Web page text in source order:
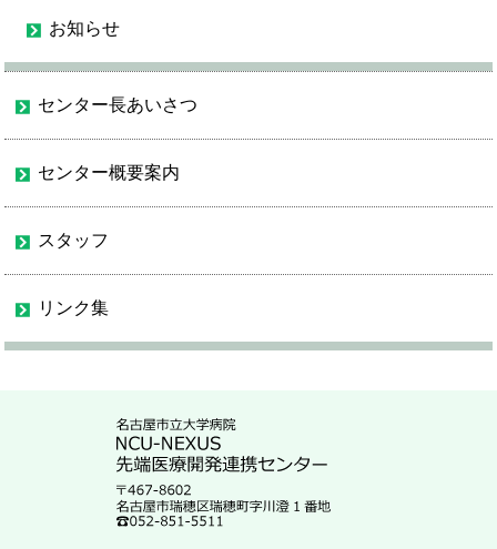
お知らせ
センター長あいさつ
センター概要案内
スタッフ
リンク集